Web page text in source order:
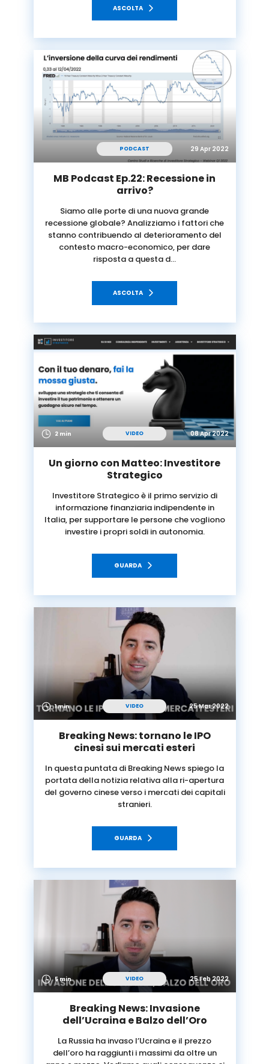
ASCOLTA
PODCAST 29 Apr 2022
MB Podcast Ep.22: Recessione in
arrivo?
Siamo alle porte di una nuova grande
recessione globale? Analizziamo i fattori che
stanno contribuendo al deterioramento del
contesto macro-economico, per dare
risposta a questa d…
ASCOLTA
2 min VIDEO 08 Apr 2022
Un giorno con Matteo: Investitore
Strategico
Investitore Strategico è il primo servizio di
informazione finanziaria indipendente in
Italia, per supportare le persone che vogliono
investire i propri soldi in autonomia.
GUARDA
1 min VIDEO 25 Mar 2022
Breaking News: tornano le IPO
cinesi sui mercati esteri
In questa puntata di Breaking News spiego la
portata della notizia relativa alla ri-apertura
del governo cinese verso i mercati dei capitali
stranieri.
GUARDA
5 min VIDEO 25 Feb 2022
Breaking News: Invasione
dell’Ucraina e Balzo dell’Oro
La Russia ha invaso l’Ucraina e il prezzo
dell’oro ha raggiunti i massimi da oltre un